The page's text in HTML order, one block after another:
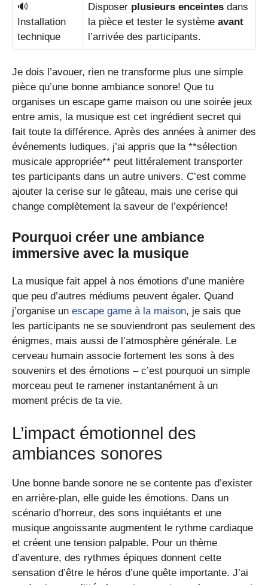
🔊
Installation
technique
Disposer plusieurs enceintes dans
la pièce et tester le système avant
l’arrivée des participants.
Je dois l’avouer, rien ne transforme plus une simple
pièce qu’une bonne ambiance sonore! Que tu
organises un escape game maison ou une soirée jeux
entre amis, la musique est cet ingrédient secret qui
fait toute la différence. Après des années à animer des
événements ludiques, j’ai appris que la **sélection
musicale appropriée** peut littéralement transporter
tes participants dans un autre univers. C’est comme
ajouter la cerise sur le gâteau, mais une cerise qui
change complètement la saveur de l’expérience!
Pourquoi créer une ambiance
immersive avec la musique
La musique fait appel à nos émotions d’une manière
que peu d’autres médiums peuvent égaler. Quand
j’organise un escape game à la maison, je sais que
les participants ne se souviendront pas seulement des
énigmes, mais aussi de l’atmosphère générale. Le
cerveau humain associe fortement les sons à des
souvenirs et des émotions – c’est pourquoi un simple
morceau peut te ramener instantanément à un
moment précis de ta vie.
L’impact émotionnel des
ambiances sonores
Une bonne bande sonore ne se contente pas d’exister
en arrière-plan, elle guide les émotions. Dans un
scénario d’horreur, des sons inquiétants et une
musique angoissante augmentent le rythme cardiaque
et créent une tension palpable. Pour un thème
d’aventure, des rythmes épiques donnent cette
sensation d’être le héros d’une quête importante. J’ai